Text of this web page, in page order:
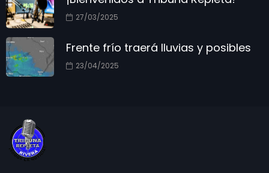
27/03/2025
Frente frío traerá lluvias y posibles
23/04/2025